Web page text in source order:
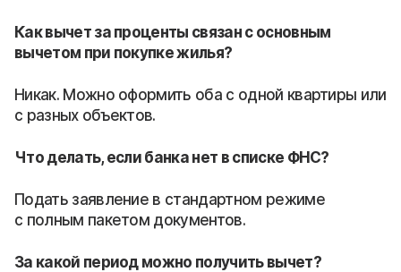
Как вычет за проценты связан с основным
вычетом при покупке жилья?
Никак. Можно оформить оба с одной квартиры или
с разных объектов.
Что делать, если банка нет в списке ФНС?
Подать заявление в стандартном режиме
с полным пакетом документов.
За какой период можно получить вычет?